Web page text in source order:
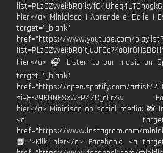
hier</a> Minidisco | Aprende el Baile |
target="_blank"
href="https://www.youtube.com/
hier</a> 🎧 Listen to our music on
target="_blank"
href="https://open.spotify.com/artist/
si=8-V9KGNESxWFP4ZC_oLrZw
hier</a> Minidisco on social media: 📸
<a
href="https://www.instagram.com/
📘">Klik hier</a> Facebook: <a